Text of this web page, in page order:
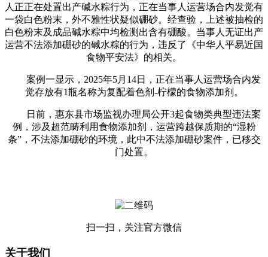
人正正在处置出产碱水粽行为，正在当事人运营场合内发觉有
一袋白色粉末，外不雅性状疑似硼砂。经查验，上述被抽检的
白色粉末及成品碱水粽中均检测出含有硼酸。当事人无证出产
运营不法添加硼砂的碱水粽的行为，违反了《中华人平易近国
食物平安法》的相关。
案例一显示，2025年5月14日，正在当事人运营场合内发
觉存放有1瓶名称为复配着色剂-柠檬的食物添加剂。
日前，惠东县市场监视办理局公开3起食物类典型违法案
例，涉及超范畴利用食物添加剂，运营跨越保质期的“湿粉
条”，不法添加硼砂的环境，此中不法添加硼砂案件，已移交
门处置。
扫一扫，关注官方微信
关于我们